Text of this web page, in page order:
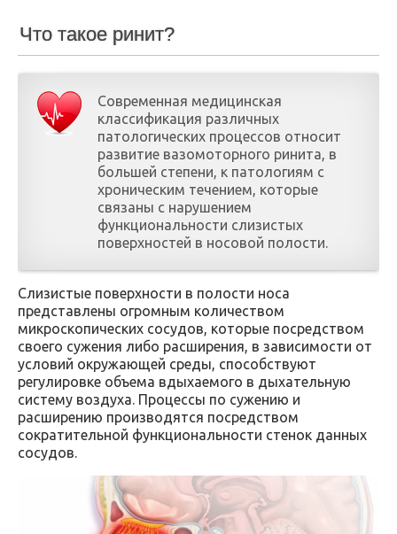
Что такое ринит?
Современная медицинская
классификация различных
патологических процессов относит
развитие вазомоторного ринита, в
большей степени, к патологиям с
хроническим течением, которые
связаны с нарушением
функциональности слизистых
поверхностей в носовой полости.
Слизистые поверхности в полости носа
представлены огромным количеством
микроскопических сосудов, которые посредством
своего сужения либо расширения, в зависимости от
условий окружающей среды, способствуют
регулировке объема вдыхаемого в дыхательную
систему воздуха. Процессы по сужению и
расширению производятся посредством
сократительной функциональности стенок данных
сосудов.